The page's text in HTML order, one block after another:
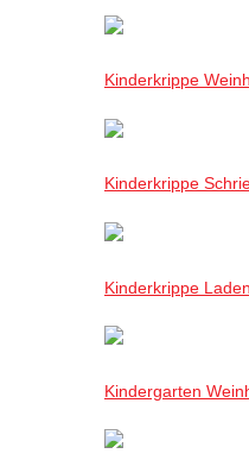
Kinderkrippe
Kinderkrippe
Kinderkrippe
Kindergarten